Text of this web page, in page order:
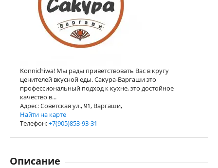
Konnichiwa! Мы рады приветствовать Вас в кругу
ценителей вкусной еды. Сакура-Варгаши это
профессиональный подход к кухне, это достойное
качество в...
Адрес: Советская ул., 91, Варгаши,
Найти на карте
Телефон:+7(905)853-93-31
Описание